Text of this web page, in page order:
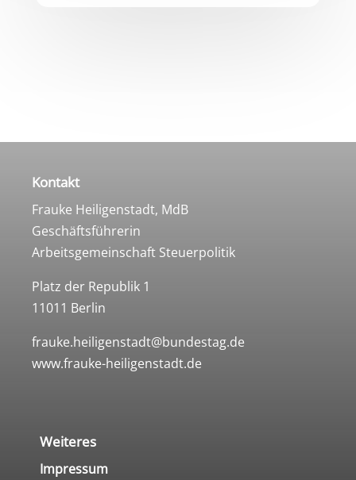
Kontakt
Frauke Heiligenstadt, MdB
Geschäftsführerin
Arbeitsgemeinschaft Steuerpolitik
Platz der Republik 1
11011 Berlin
frauke.heiligenstadt@bundestag.de
www.frauke-heiligenstadt.de
Weiteres
Impressum